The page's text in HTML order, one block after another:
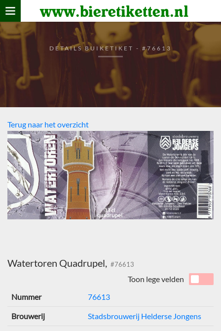
www.bieretiketten.nl
Home
verzamelen
De bierkaart
Bezoekers
DETAILS BUIKETIKET - #76613
Terug naar het overzicht
Watertoren Quadrupel, #76613
Toon lege velden
Nummer
76613
Brouwerij Stadsbrouwerij Helderse Jongens